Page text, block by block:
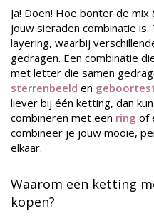
Ja! Doen! Hoe bonter de
jouw sieraden combinatie
layering, waarbij
gedragen. Een combinatie
met letter die samen
sterrenbeeld en
liever bij één ketting, dan
combineren met een ring of
combineer je jouw mooie,
elkaar.
Waarom een ketting
kopen?